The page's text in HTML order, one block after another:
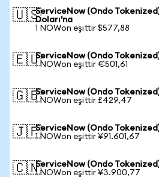
🇺🇸ServiceNow (Ondo
Doları'na
1 NOWon eşittir $577,88
🇪🇺ServiceNow (Ondo
1 NOWon eşittir €501,61
🇬🇧ServiceNow (Ondo
1 NOWon eşittir £429,47
🇯🇵ServiceNow (Ondo
1 NOWon eşittir ¥91.601,67
🇨🇳ServiceNow (Ondo
1 NOWon eşittir ¥3.900,77